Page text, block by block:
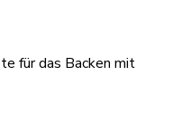
für das Backen mit